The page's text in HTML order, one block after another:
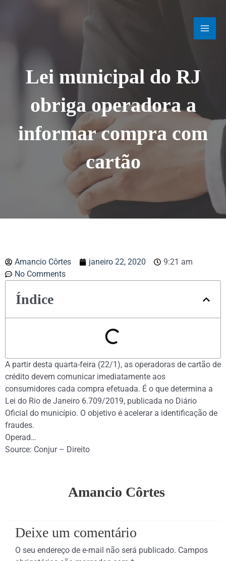
Lei municipal do RJ
obriga operadora a
informar compra com
cartão
Amancio Côrtes janeiro 22, 2020
9:21 am
No Comments
Índice
A partir desta quarta-feira (22/1), as operadoras de cartão de
crédito devem comunicar imediatamente aos
consumidores cada compra efetuada. É o que determina a
Lei do Rio de Janeiro 6.709/2019, publicada no Diário
Oficial do município. O objetivo é acelerar a identificação de
fraudes.
Operad…
Source: Conjur – Direito
Amancio Côrtes
Deixe um comentário
O seu endereço de e-mail não será publicado. Campos